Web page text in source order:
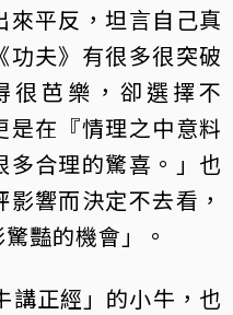
來平反，坦言自己真
功夫》有很多很突破
很芭樂，卻選擇不
在『情理之中意料
多合理的驚喜。」也
響而決定不去看，
豔的機會」。
講正經」的小牛，也